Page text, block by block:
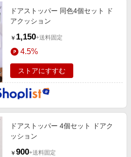
フ
ペーン
ド分割払い
ーン
ドアストッパー 同色4個セット ド
アクッション
￥ 1,150+送料固定
4.5%
ストアにすすむ
ドアストッパー 4個セット ドアク
ッション
￥ 900+送料固定